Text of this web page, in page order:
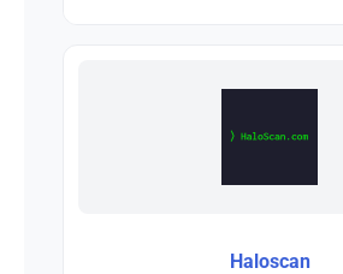
Haloscan